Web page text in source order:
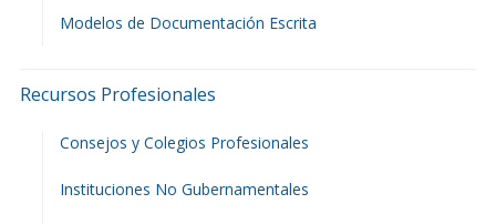
Modelos de Documentación Escrita
Recursos Profesionales
Consejos y Colegios Profesionales
Instituciones No Gubernamentales